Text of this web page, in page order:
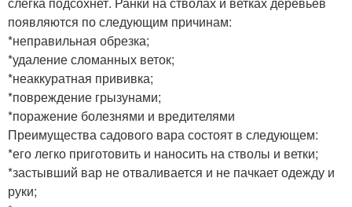
появляются по следующим причинам:
*неправильная обрезка;
*удаление сломанных веток;
*неаккуратная прививка;
*повреждение грызунами;
*поражение болезнями и вредителями
Преимущества садового вара состоят в следующем:
*его легко приготовить и наносить на стволы и ветки;
*застывший вар не отваливается и не пачкает одежду и
руки;